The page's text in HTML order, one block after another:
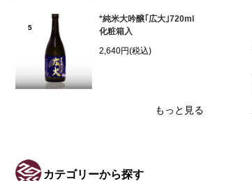
5
*純米大吟醸｢広大｣720ml
化粧箱入
2,640円(税込)
もっと見る
カテゴリーから探す